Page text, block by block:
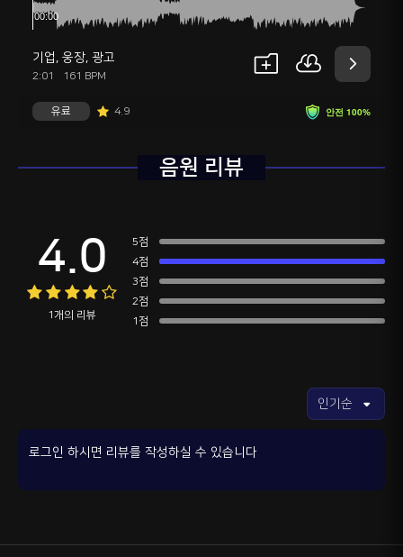
기업, 웅장, 광고
2:01 161 BPM
안전 100%
유료 4.9
음원 리뷰
4.0
1개의 리뷰
5점
4점
3점
2점
1점
로그인 하시면 리뷰를 작성하실 수 있습니다